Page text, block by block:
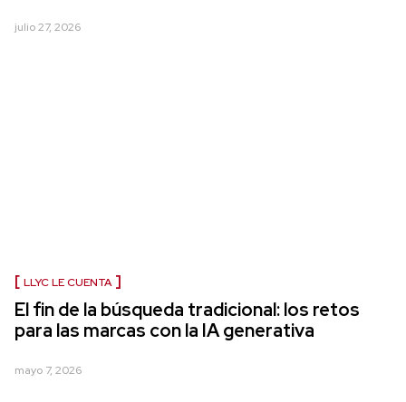
julio 27, 2026
LLYC LE CUENTA
El fin de la búsqueda tradicional: los retos
para las marcas con la IA generativa
mayo 7, 2026